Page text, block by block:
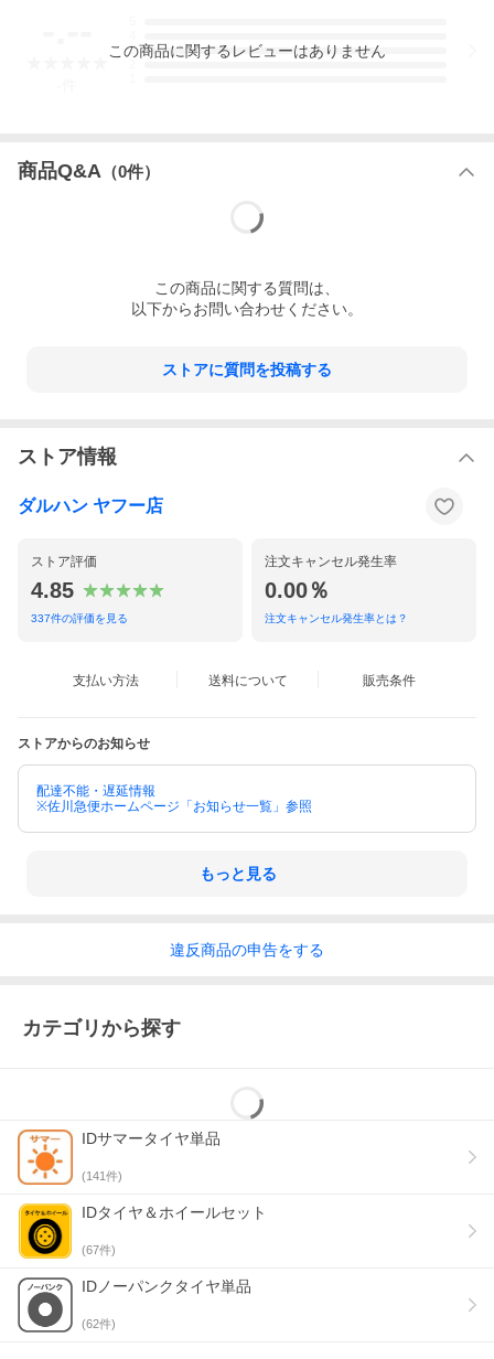
※上記はあくまで参考程度です。残溝は画像にてご判断くださ
サイドウォール傷・トレッド面傷有りですが、
フォークリフト・産業車両用
中古ノーパンクタイヤ1本のみ！
※お急ぎの方は、必ず「営業日カレンダー」を確認の上、ご検討
西濃運輸(大型商品)
※個人様宛の場合は、営業所止めとなりますので、予めご了承く
※西濃運輸（大型商品）については、配達日・時間帯の指定等は
一切できません。
※配送会社のご指定はお受けできませんので、予めご了承くださ
い。
※当ストアは海外への配送は行っておりません（日本国内の配送
[送料]
基本送料無料
※下記の地域の方は追加料金を頂戴しております。何卒ご理解の
ほどよろしくお願い致します。
前にお問い合わせください。
※電子式の領収書発行となり、印紙税の対象となる課税物件では
ないため、印紙税はかかりません。
各コンビニエンスストアへ領収書の発行を依頼してください。
■銀行振込をお選びいただいた場合
金融機関への払込受領書・振込依頼書・振替払込請求書兼受領証
をご利用ください。
ので、商品に同梱される納品書と合わせて保管してください。
■商品代引をお選びいただいた場合
※お届け先名が領収書の宛名となりますので、ご注意ください。
3
この商品に関するレビューはありません
商品Q&A （0件）
この商品に関する質問は、
以下からお問い合わせください。
ストアに質問を投稿する
ストア情報
ダルハン ヤフー店
ストア評価
4.85
337件の評価を見る
注文キャンセル発生率
0.00％
注文キャンセル発生率とは？
支払い方法 送料について 販売条件
ストアからのお知らせ
配達不能・遅延情報
※佐川急便ホームページ「お知らせ一覧」参照
もっと見る
違反商品の申告をする
カテゴリから探す
IDサマータイヤ単品
(141件)
IDタイヤ＆ホイールセット
(67件)
IDノーパンクタイヤ単品
(62件)